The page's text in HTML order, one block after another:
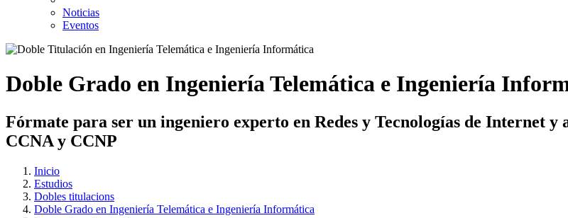
Noticias
Eventos
Doble Grado en Ingeniería Telemática e Ingeniería
Fórmate para ser un ingeniero experto en Redes y Tecnologías de Internet
CCNA y CCNP
Inicio
Estudios
Dobles titulacions
Doble Grado en Ingeniería Telemática e Ingeniería Informática